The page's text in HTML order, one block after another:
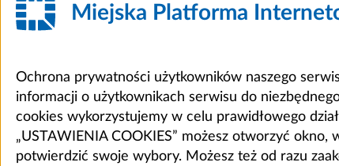
Miejska Platforma
Ochrona prywatności użytkowników naszego
informacji o użytkownikach serwisu do
cookies wykorzystujemy w celu prawidłowego
„USTAWIENIA COOKIES” możesz otworzyć
potwierdzić swoje wybory. Możesz też od razu